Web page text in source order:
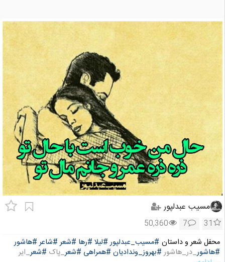
مسیب عبدلپور
31
7
50,360
محفل شعر و داستان #مسیب_عبدلپور #لیلا #رها #شعر #شاعر #هاشور
#هاشور_در_هاشور#بهروز_وندادیان #همراهی #شعر_پاک #شعر_ایر